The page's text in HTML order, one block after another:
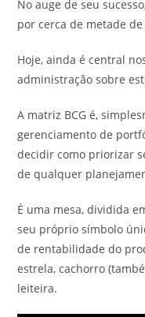
No auge de seu
por cerca de metade
Hoje, ainda é central
administração sobre
A matriz BCG é,
gerenciamento de
decidir como priorizar
de qualquer
É uma mesa, dividida
seu próprio símbolo
de rentabilidade do
estrela, cachorro
leiteira.